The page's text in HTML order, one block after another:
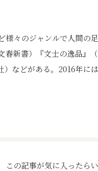
様々のジャンルで人間の
新書）『文士の逸品』
）などがある。2016年に
この記事が気に入ったら